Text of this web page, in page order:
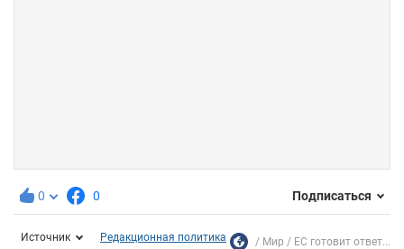
0 0 Подписаться
Источник Редакционная политика Мир ЕС готовит ответ...